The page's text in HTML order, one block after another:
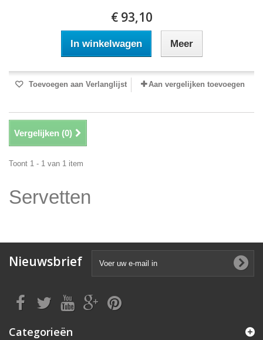
€ 93,10
In winkelwagen Meer
Toevoegen aan Verlanglijst Aan vergelijken toevoegen
Vergelijken (0)
Toont 1 - 1 van 1 item
Servetten
Nieuwsbrief
Categorieën